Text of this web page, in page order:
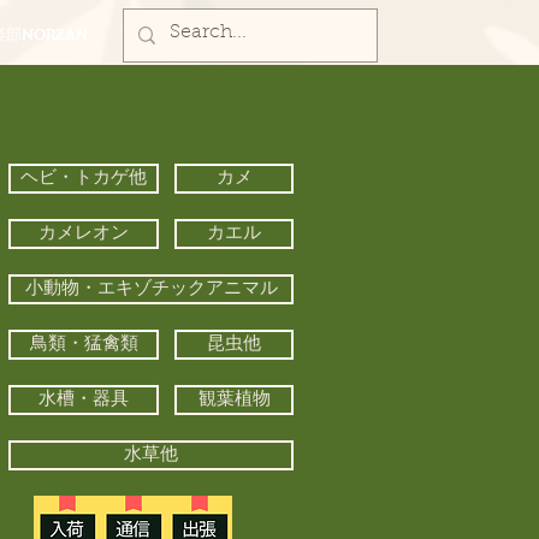
ヘビ・トカゲ他 カメ
カメレオン カエル
小動物・エキゾチックアニマル
鳥類・猛禽類 昆虫他
水槽・器具 観葉植物
水草他